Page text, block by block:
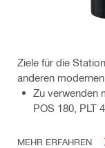
Ziele für die
anderen
Zu verwenden
POS 180, PLT
MEHR ERFAHREN